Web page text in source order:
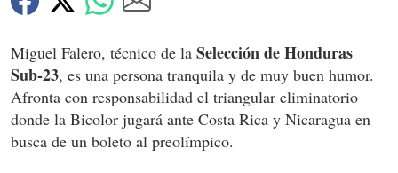
Miguel Falero, técnico de la Selección de Honduras
Sub-23, es una persona tranquila y de muy buen humor.
Afronta con responsabilidad el triangular eliminatorio
donde la Bicolor jugará ante Costa Rica y Nicaragua en
busca de un boleto al preolímpico.